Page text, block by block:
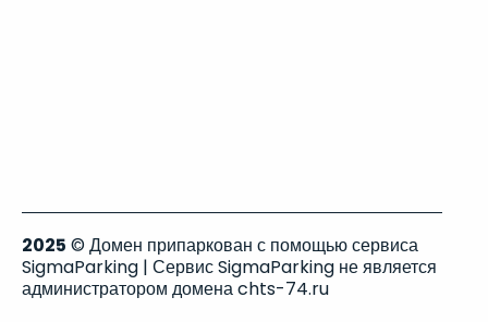
2025 © Домен припаркован с помощью сервиса
SigmaParking | Сервис SigmaParking не является
администратором домена chts-74.ru